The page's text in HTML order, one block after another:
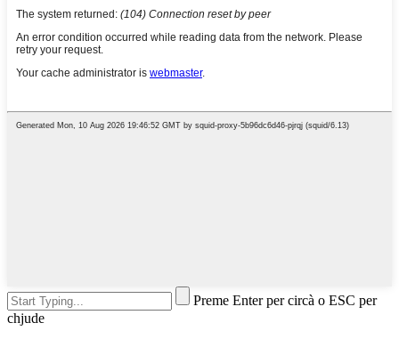
Preme Enter per circà o ESC per
chjude